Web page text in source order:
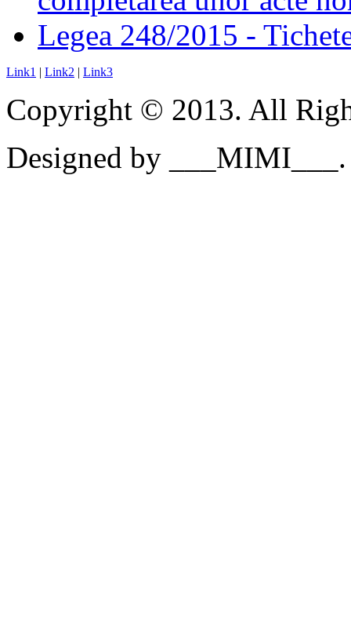
Legea 248/2015 -
Link1 | Link2 | Link3
Copyright © 2013. All
Designed by ___MIMI___.